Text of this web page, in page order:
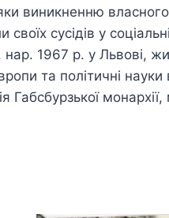
виникненню
своїх сусідів у
1967 р. у Львові,
та політичні
Габсбурзької монархії,